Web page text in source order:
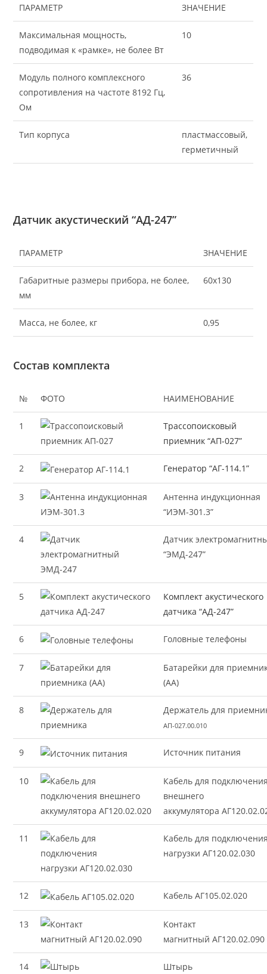
ПАРАМЕТР ЗНАЧЕНИЕ
Максимальная мощность,
подводимая к «рамке», не более Вт
10
Модуль полного комплексного
сопротивления на частоте 8192 Гц,
Ом
36
Тип корпуса
пластмассовый,
герметичный
Датчик акустический “АД-247”
ПАРАМЕТР ЗНАЧЕНИЕ
Габаритные размеры прибора, не более,
мм
60х130
Масса, не более, кг 0,95
Состав комплекта
№ ФОТО НАИМЕНОВАНИЕ
1
Трассопоисковый
приемник “АП-027”
2 Генератор “АГ-114.1”
3
Антенна индукционная
“ИЭМ-301.3”
4
Датчик
“ЭМД-247”
5
Комплект акустического
датчика “АД-247”
6 Головные телефоны
7
Батарейки для
(AA)
8 Держатель для
АП-027.00.010
9 Источник питания
10
Кабель для
внешнего
аккумулятора
11
Кабель для
нагрузки АГ120.02.030
12 Кабель АГ105.02.020
13
Контакт
магнитный АГ120.02.090
14 Штырь